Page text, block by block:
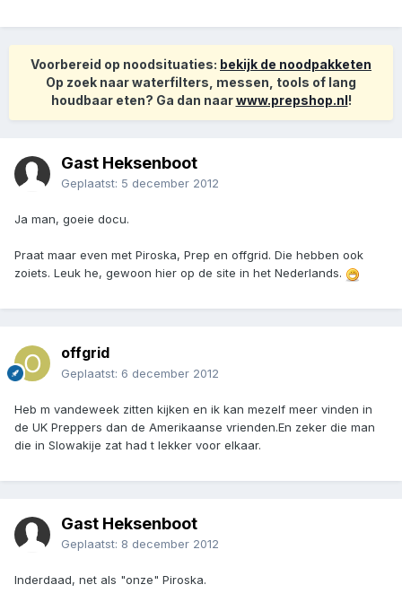
Voorbereid op noodsituaties: bekijk de noodpakketen
Op zoek naar waterfilters, messen, tools of lang
houdbaar eten? Ga dan naarwww.prepshop.nl!
Gast Heksenboot
Geplaatst: 5 december 2012
Ja man, goeie docu.
Praat maar even met Piroska, Prep en offgrid. Die hebben ook
zoiets. Leuk he, gewoon hier op de site in het Nederlands.
offgrid
Geplaatst: 6 december 2012
Heb m vandeweek zitten kijken en ik kan mezelf meer vinden in
de UK Preppers dan de Amerikaanse vrienden.En zeker die man
die in Slowakije zat had t lekker voor elkaar.
Gast Heksenboot
Geplaatst: 8 december 2012
Inderdaad, net als "onze" Piroska.